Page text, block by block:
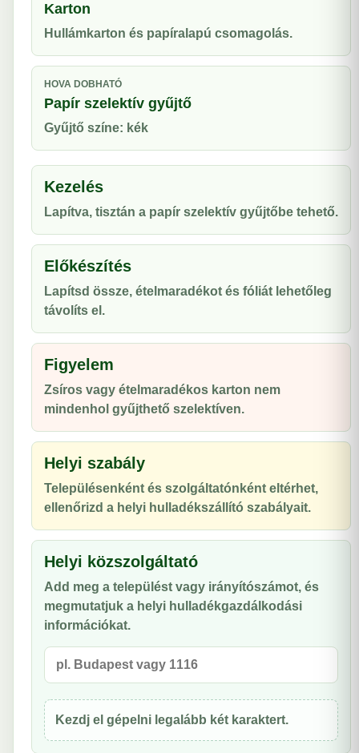
Karton
Hullámkarton és papíralapú csomagolás.
HOVA DOBHATÓ
Papír szelektív gyűjtő
Gyűjtő színe: kék
Kezelés
Lapítva, tisztán a papír szelektív gyűjtőbe tehető.
Előkészítés
Lapítsd össze, ételmaradékot és fóliát lehetőleg
távolíts el.
Figyelem
Zsíros vagy ételmaradékos karton nem
mindenhol gyűjthető szelektíven.
Helyi szabály
Településenként és szolgáltatónként eltérhet,
ellenőrizd a helyi hulladékszállító szabályait.
Helyi közszolgáltató
Add meg a települést vagy irányítószámot, és
megmutatjuk a helyi hulladékgazdálkodási
információkat.
Kezdj el gépelni legalább két karaktert.